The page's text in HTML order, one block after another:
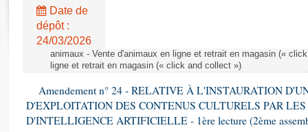
Rapports législatifs
Rapports sur l'application des lois
Baromètre de l’application des lois
Dossiers législatifs
Budget et sécurité sociale
Questions écrites et orales
Date de
dépôt :
24/03/2026
animaux - Vente d'animaux en ligne et retrait en magasin («
ligne et retrait en magasin (« click and collect »)
Amendement n° 24 - RELATIVE À L'INSTAURATION
D'EXPLOITATION DES CONTENUS CULTURELS PAR LES
D'INTELLIGENCE ARTIFICIELLE - 1ère lecture (2ème